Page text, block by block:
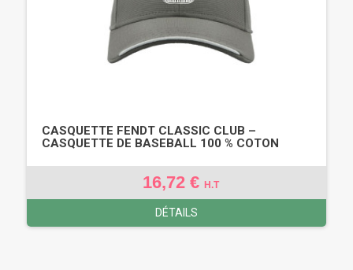
CASQUETTE FENDT CLASSIC CLUB –
CASQUETTE DE BASEBALL 100 % COTON
16,72 € H.T
DÉTAILS